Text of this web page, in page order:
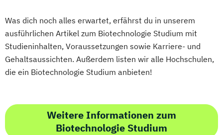
Software Engineering
Sozial-
Public- und Nonprofit-Management
Soziale Arbeit Supply Chain Management
Sustainable Energy Systems (EN)
Sustainable Solutions
Fertigungstechnik
Was dich noch alles erwartet, erfährst du in unserem
ausführlichen Artikel zum Biotechnologie Studium mit
Studieninhalten, Voraussetzungen sowie Karriere- und
Gehaltsaussichten. Außerdem listen wir alle Hochschulen,
die ein Biotechnologie Studium anbieten!
Weitere Informationen zum
Biotechnologie Studium